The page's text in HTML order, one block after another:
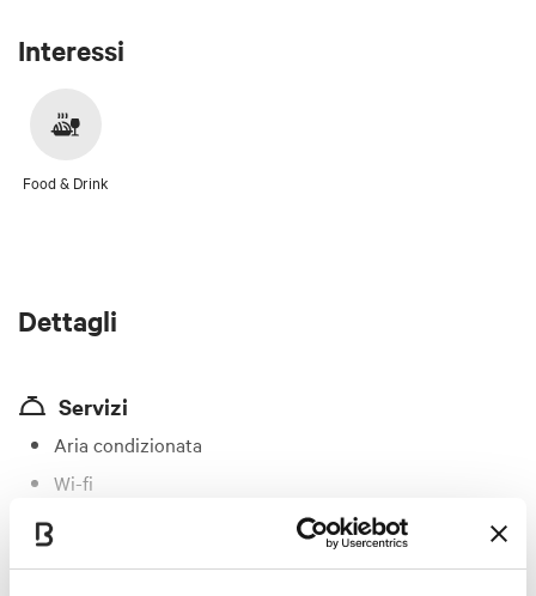
Interessi
Food & Drink
Dettagli
Servizi
Aria condizionata
Wi-fi